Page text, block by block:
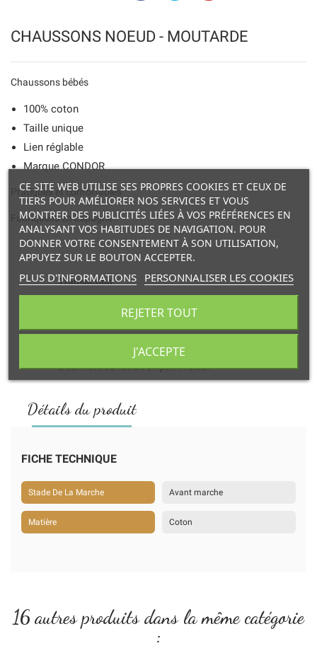
CHAUSSONS NOEUD - MOUTARDE
Chaussons bébés
100% coton
Taille unique
Lien réglable
Marque CONDOR
Pratiques et confortables
Fabriquées en Espagne
Transaction
à domicile ou retrait en point relais.
Détails du produit
FICHE TECHNIQUE
Stade De La Marche Avant marche
Matière Coton
16 autres produits dans la même catégorie
:
CE SITE WEB UTILISE SES PROPRES COOKIES ET CEUX DE
TIERS POUR AMÉLIORER NOS SERVICES ET VOUS
MONTRER DES PUBLICITÉS LIÉES À VOS PRÉFÉRENCES EN
ANALYSANT VOS HABITUDES DE NAVIGATION. POUR
DONNER VOTRE CONSENTEMENT À SON UTILISATION,
APPUYEZ SUR LE BOUTON ACCEPTER.
PLUS D'INFORMATIONS PERSONNALISER LES COOKIES
REJETER TOUT
J'ACCEPTE